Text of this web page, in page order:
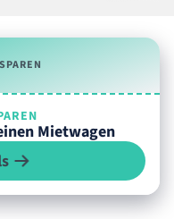
SPAREN
Mietwagen